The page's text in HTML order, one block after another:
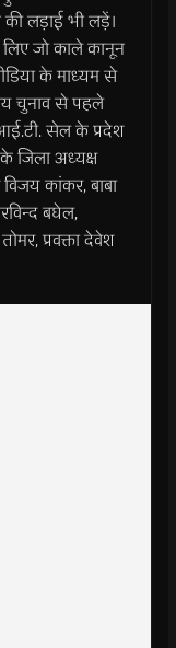
की लड़ाई भी लड़ें।
जो काले कानून
के माध्यम से
चुनाव से पहले
सेल के प्रदेश
जिला अध्यक्ष
कांकर, बाबा
बघेल,
प्रवक्ता देवेश